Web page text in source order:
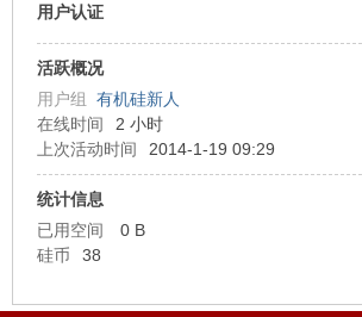
用户认证
活跃概况
用户组 有机硅新人
在线时间
2 小时
上次活动时间
2014-1-19 09:29
统计信息
已用空间
0 B
硅币
38